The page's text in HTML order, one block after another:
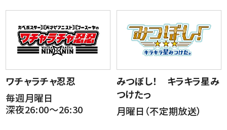
ワチャラチャ忍忍
毎週月曜日
深夜26:00～26:30
みつぼし！ キラキラ星み
つけたっ
月曜日（不定期放送）